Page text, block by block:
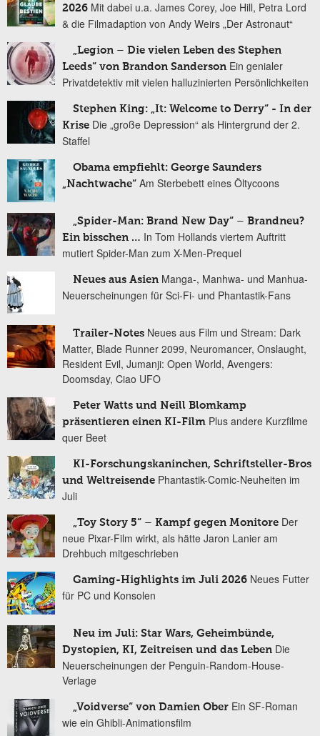
2026 Mit dabei u.a. James Corey, Joe Hill, Petra Lord
& die Filmadaption von Andy Weirs „Der Astronaut“
„Legion – Die vielen Leben des Stephen
Leeds“ von Brandon Sanderson Ein genialer
Privatdetektiv mit vielen halluzinierten Persönlichkeiten
Stephen King: „It: Welcome to Derry“ - In der
Krise Die „große Depression“ als Hintergrund der 2.
Staffel
Obama empfiehlt: George Saunders
„Nachtwache“ Am Sterbebett eines Öltycoons
„Spider-Man: Brand New Day“ – Brandneu?
Ein bisschen … In Tom Hollands viertem Auftritt
mutiert Spider-Man zum X-Men-Prequel
Neues aus Asien Manga-, Manhwa- und Manhua-
Neuerscheinungen für Sci-Fi- und Phantastik-Fans
Trailer-Notes Neues aus Film und Stream: Dark
Matter, Blade Runner 2099, Neuromancer, Onslaught,
Resident Evil, Jumanji: Open World, Avengers:
Doomsday, Ciao UFO
Peter Watts und Neill Blomkamp
präsentieren einen KI-Film Plus andere Kurzfilme
quer Beet
KI-Forschungskaninchen, Schriftsteller-Bros
und Weltreisende Phantastik-Comic-Neuheiten im
Juli
„Toy Story 5“ – Kampf gegen Monitore Der
neue Pixar-Film wirkt, als hätte Jaron Lanier am
Drehbuch mitgeschrieben
Gaming-Highlights im Juli 2026 Neues Futter
für PC und Konsolen
Neu im Juli: Star Wars, Geheimbünde,
Dystopien, KI, Zeitreisen und das Leben Die
Neuerscheinungen der Penguin-Random-House-
Verlage
„Voidverse“ von Damien Ober Ein SF-Roman
wie ein Ghibli-Animationsfilm